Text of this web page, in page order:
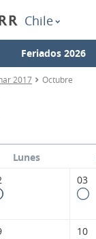
Chile
Feriados 2026
2017 Octubre
Lunes
03
10